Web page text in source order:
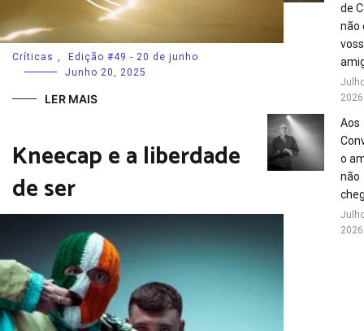
Críticas ,
Edição #49 - 20 de junho
Junho 20, 2025
LER MAIS
Kneecap e a liberdade
de ser
de
não
2026
Aos
o
não
2026